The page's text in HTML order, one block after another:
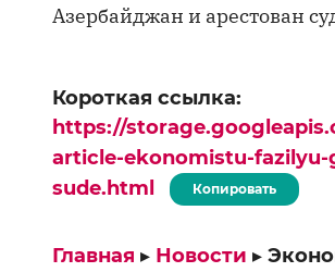
Азербайджан и арестован
Короткая ссылка:
https://
article-ekonomistu-
sude.html
Копировать
Главная ▸ Новости ▸